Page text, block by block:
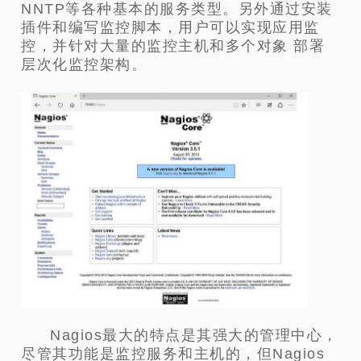
NNTP等各种基本的服务类型。另外通过安装
插件和编写监控脚本，用户可以实现应用监
控，并针对大量的监控主机和多个对象 部署
层次化监控架构。
Nagios最大的特点是其强大的管理中心，
尽管其功能是监控服务和主机的，但Nagios